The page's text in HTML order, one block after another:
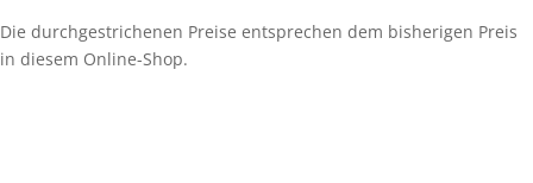
Die durchgestrichenen Preise entsprechen dem bisherigen Preis
in diesem Online-Shop.